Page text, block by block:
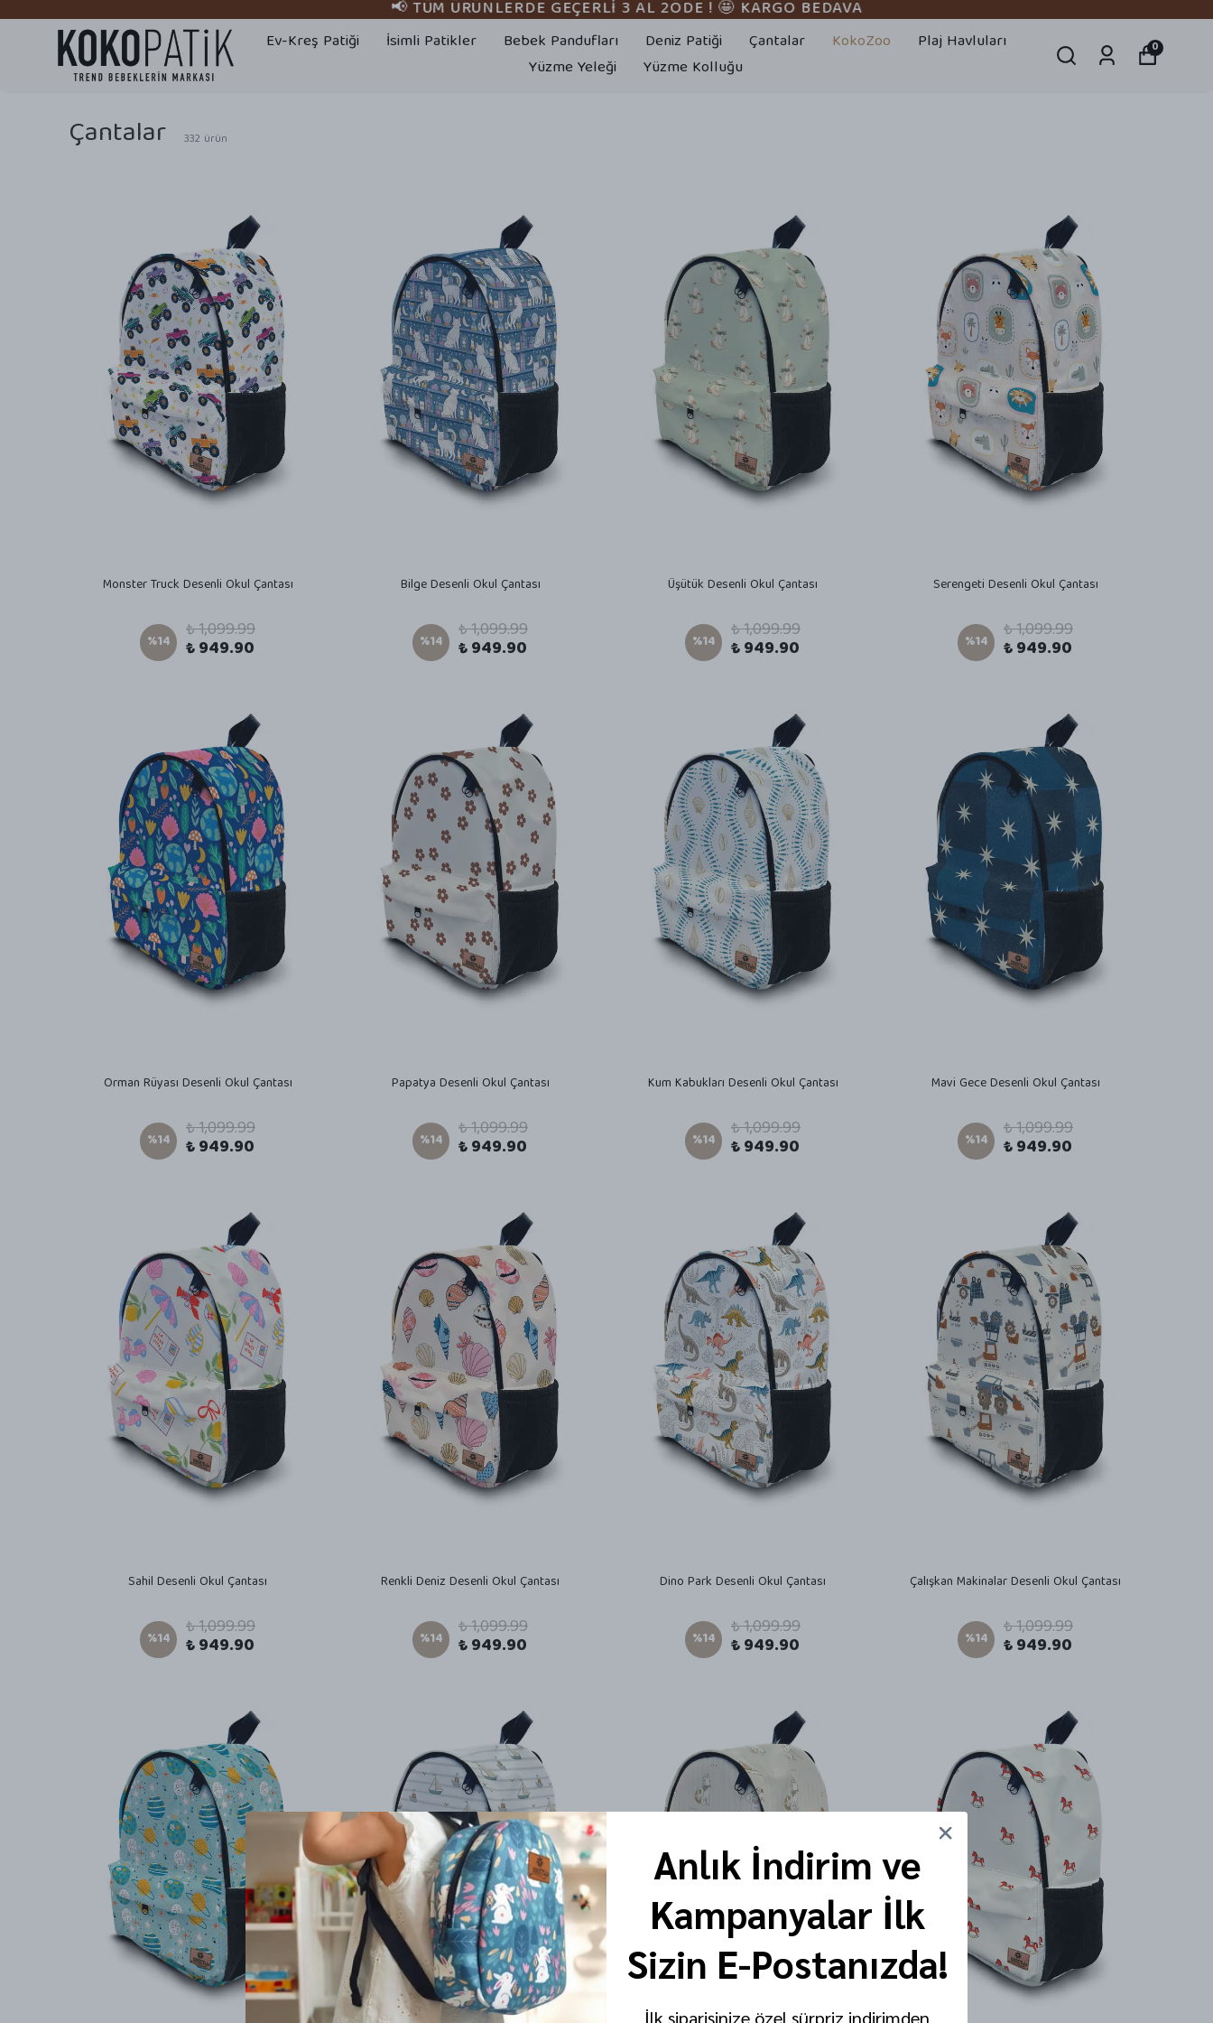
📢 TÜM ÜRÜNLERDE GEÇERLİ 3 AL 2ÖDE ! 🤩 KARGO BEDAVA
Ev-Kreş Patiği İsimli Patikler Bebek Pandufları Deniz Patiği Çantalar KokoZoo
Plaj Havluları
Yüzme Yeleği
Yüzme Kolluğu
0
Çantalar 332 ürün
Monster Truck Desenli Okul Çantası
%14 ₺ 1,099.99
₺ 949.90
Bilge Desenli Okul Çantası
%14 ₺ 1,099.99
₺ 949.90
Üşütük Desenli Okul Çantası
%14 ₺ 1,099.99
₺ 949.90
Serengeti Desenli Okul Çantası
%14 ₺ 1,099.99
₺ 949.90
Orman Rüyası Desenli Okul Çantası
%14 ₺ 1,099.99
₺ 949.90
Papatya Desenli Okul Çantası
%14 ₺ 1,099.99
₺ 949.90
Kum Kabukları Desenli Okul Çantası
%14 ₺ 1,099.99
₺ 949.90
Mavi Gece Desenli Okul Çantası
%14 ₺ 1,099.99
₺ 949.90
Sahil Desenli Okul Çantası
%14 ₺ 1,099.99
₺ 949.90
Renkli Deniz Desenli Okul Çantası
%14 ₺ 1,099.99
₺ 949.90
Dino Park Desenli Okul Çantası
%14 ₺ 1,099.99
₺ 949.90
Çalışkan Makinalar Desenli Okul Çantası
%14 ₺ 1,099.99
₺ 949.90
Anlık İndirim ve
Kampanyalar İlk
Sizin E-Postanızda!
İlk siparişinize özel sürpriz indirimden